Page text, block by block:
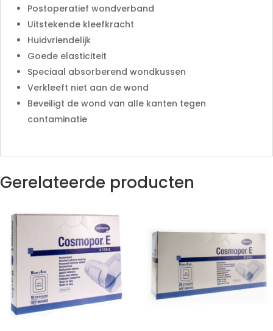
Postoperatief wondverband
Uitstekende kleefkracht
Huidvriendelijk
Goede elasticiteit
Speciaal absorberend wondkussen
Verkleeft niet aan de wond
Beveiligt de wond van alle kanten tegen
contaminatie
Gerelateerde producten